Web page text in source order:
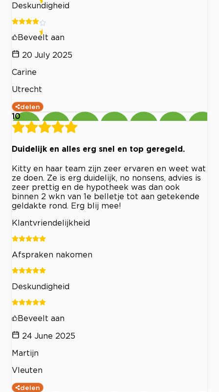
Deskundigheid
Beveelt aan
20 July 2025
Carine
Utrecht
delen
10
Duidelijk en alles erg snel en top geregeld.
Kitty en haar team zijn zeer ervaren en weet wat
ze doen. Ze is erg duidelijk, no nonsens, advies is
zeer prettig en de hypotheek was dan ook
binnen 2 wkn van 1e belletje tot aan getekende
geldakte rond. Erg blij mee!
Klantvriendelijkheid
Afspraken nakomen
Deskundigheid
Beveelt aan
24 June 2025
Martijn
Vleuten
delen